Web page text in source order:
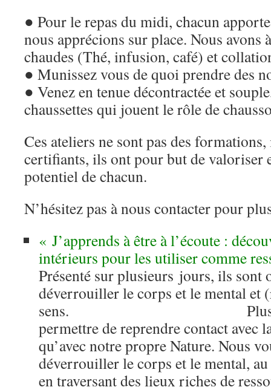
● Pour le repas du midi, chacun
nous apprécions sur place. Nous avons
chaudes (Thé, infusion, café) et
● Munissez vous de quoi prendre des
● Venez en tenue décontractée et
chaussettes qui jouent le rôle de
Ces ateliers ne sont pas des
certifiants, ils ont pour but de valoriser
potentiel de chacun.
N’hésitez pas à nous contacter pour
« J’apprends à être à l’écoute :
intérieurs pour les utiliser comme
Présenté sur plusieurs jours, ils sont
déverrouiller le corps et le mental et
sens. Plusieurs
permettre de reprendre contact avec
qu’avec notre propre Nature. Nous
déverrouiller le corps et le mental,
en traversant des lieux riches de